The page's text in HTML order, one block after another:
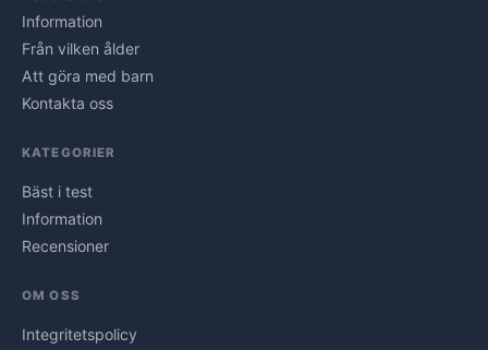
Information
Från vilken ålder
Att göra med barn
Kontakta oss
KATEGORIER
Bäst i test
Information
Recensioner
OM OSS
Integritetspolicy